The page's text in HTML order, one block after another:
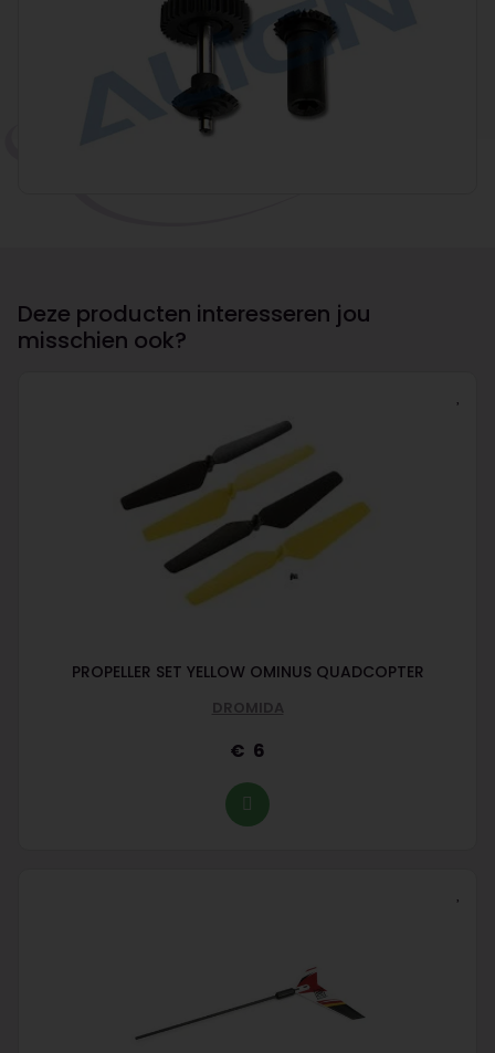
Deze producten interesseren jou
misschien ook?
PROPELLER SET YELLOW OMINUS QUADCOPTER
DROMIDA
6